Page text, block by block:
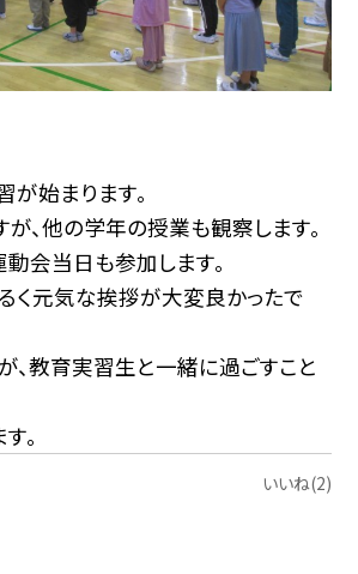
始まります。
、他の学年の授業も観察します。
会当日も参加します。
く元気な挨拶が大変良かったで
、教育実習生と一緒に過ごすこと
。
いいね(2)